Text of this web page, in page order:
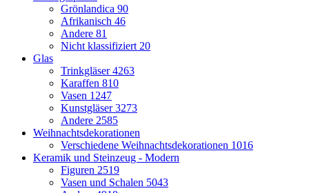
Grönlandica 90
Afrikanisch 46
Andere 81
Nicht klassifiziert 20
Glas
Trinkgläser4263
Karaffen 810
Vasen 1247
Kunstgläser3273
Andere 2585
Weihnachtsdekorationen
Verschiedene Weihnachtsdekorationen 1016
Keramik und Steinzeug - Modern
Figuren 2519
Vasen und Schalen 5043